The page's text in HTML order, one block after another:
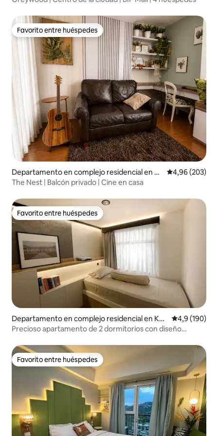
Favorito entre huéspedes
Favorito entre huéspedes
Departamento en complejo residencial en K
ecamatan Lengkong
Calificación
4,96 (203)
The Nest | Balcón privado | Cine en casa
Favorito entre huéspedes
Favorito entre huéspedes
Departamento en complejo residencial en Kec
amatan Lengkong
Calificación
4,9 (190)
Precioso apartamento de 2 dormitorios con diseño
Favorito entre huéspedes
Favorito entre huéspedes